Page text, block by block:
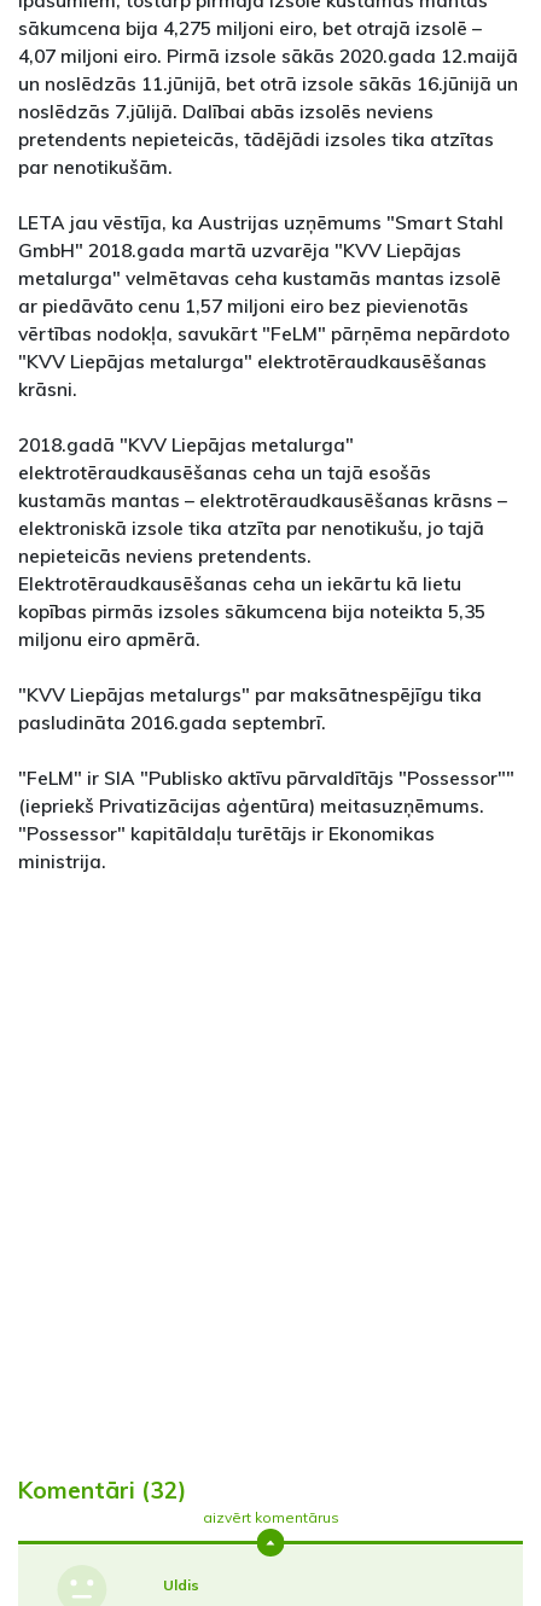
sākumcena bija 4,275 miljoni eiro, bet otrajā izsolē –
4,07 miljoni eiro. Pirmā izsole sākās 2020.gada 12.maijā
un noslēdzās 11.jūnijā, bet otrā izsole sākās 16.jūnijā un
noslēdzās 7.jūlijā. Dalībai abās izsolēs neviens
pretendents nepieteicās, tādējādi izsoles tika atzītas
par nenotikušām.
LETA jau vēstīja, ka Austrijas uzņēmums "Smart Stahl
GmbH" 2018.gada martā uzvarēja "KVV Liepājas
metalurga" velmētavas ceha kustamās mantas izsolē
ar piedāvāto cenu 1,57 miljoni eiro bez pievienotās
vērtības nodokļa, savukārt "FeLM" pārņēma nepārdoto
"KVV Liepājas metalurga" elektrotēraudkausēšanas
krāsni.
2018.gadā "KVV Liepājas metalurga"
elektrotēraudkausēšanas ceha un tajā esošās
kustamās mantas – elektrotēraudkausēšanas krāsns –
elektroniskā izsole tika atzīta par nenotikušu, jo tajā
nepieteicās neviens pretendents.
Elektrotēraudkausēšanas ceha un iekārtu kā lietu
kopības pirmās izsoles sākumcena bija noteikta 5,35
miljonu eiro apmērā.
"KVV Liepājas metalurgs" par maksātnespējīgu tika
pasludināta 2016.gada septembrī.
"FeLM" ir SIA "Publisko aktīvu pārvaldītājs "Possessor""
(iepriekš Privatizācijas aģentūra) meitasuzņēmums.
"Possessor" kapitāldaļu turētājs ir Ekonomikas
ministrija.
Komentāri (32)
aizvērt komentārus
Uldis